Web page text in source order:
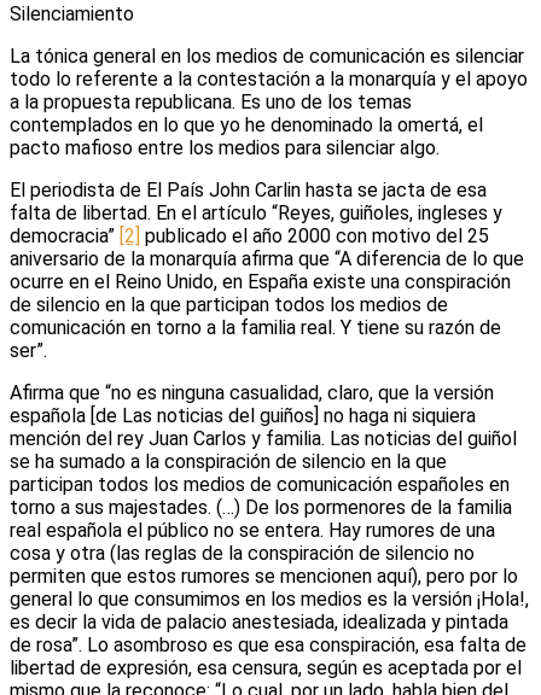
Silenciamiento
La tónica general en los medios de comunicación es silenciar
todo lo referente a la contestación a la monarquía y el apoyo
a la propuesta republicana. Es uno de los temas
contemplados en lo que yo he denominado la omertá, el
pacto mafioso entre los medios para silenciar algo.
El periodista de El País John Carlin hasta se jacta de esa
falta de libertad. En el artículo “Reyes, guiñoles, ingleses y
democracia” [2] publicado el año 2000 con motivo del 25
aniversario de la monarquía afirma que “A diferencia de lo que
ocurre en el Reino Unido, en España existe una conspiración
de silencio en la que participan todos los medios de
comunicación en torno a la familia real. Y tiene su razón de
ser”.
Afirma que “no es ninguna casualidad, claro, que la versión
española [de Las noticias del guiños] no haga ni siquiera
mención del rey Juan Carlos y familia. Las noticias del guiñol
se ha sumado a la conspiración de silencio en la que
participan todos los medios de comunicación españoles en
torno a sus majestades. (…) De los pormenores de la familia
real española el público no se entera. Hay rumores de una
cosa y otra (las reglas de la conspiración de silencio no
permiten que estos rumores se mencionen aquí), pero por lo
general lo que consumimos en los medios es la versión ¡Hola!,
es decir la vida de palacio anestesiada, idealizada y pintada
de rosa”. Lo asombroso es que esa conspiración, esa falta de
libertad de expresión, esa censura, según es aceptada por el